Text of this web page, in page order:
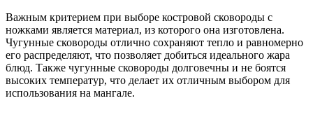
Важным критерием при выборе костровой сковороды с
ножками является материал, из которого она изготовлена.
Чугунные сковороды отлично сохраняют тепло и равномерно
его распределяют, что позволяет добиться идеального жара
блюд. Также чугунные сковороды долговечны и не боятся
высоких температур, что делает их отличным выбором для
использования на мангале.